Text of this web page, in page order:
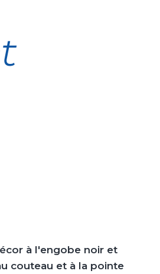
à l'engobe noir et
couteau et à la pointe